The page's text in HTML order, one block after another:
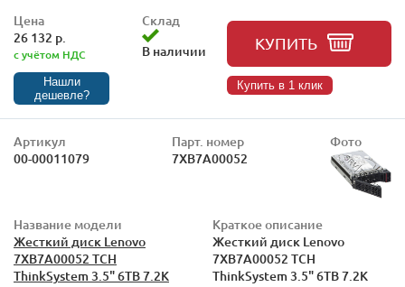
Цена
26 132 р.
с учётом НДС
Нашли
дешевле?
Склад
В наличии
КУПИТЬ
Купить в 1 клик
Артикул
00-00011079
Парт. номер
7XB7A00052
Фото
Название модели
Жесткий диск Lenovo
7XB7A00052 TCH
ThinkSystem 3.5" 6TB 7.2K
Краткое описание
Жесткий диск Lenovo
7XB7A00052 TCH
ThinkSystem 3.5" 6TB 7.2K